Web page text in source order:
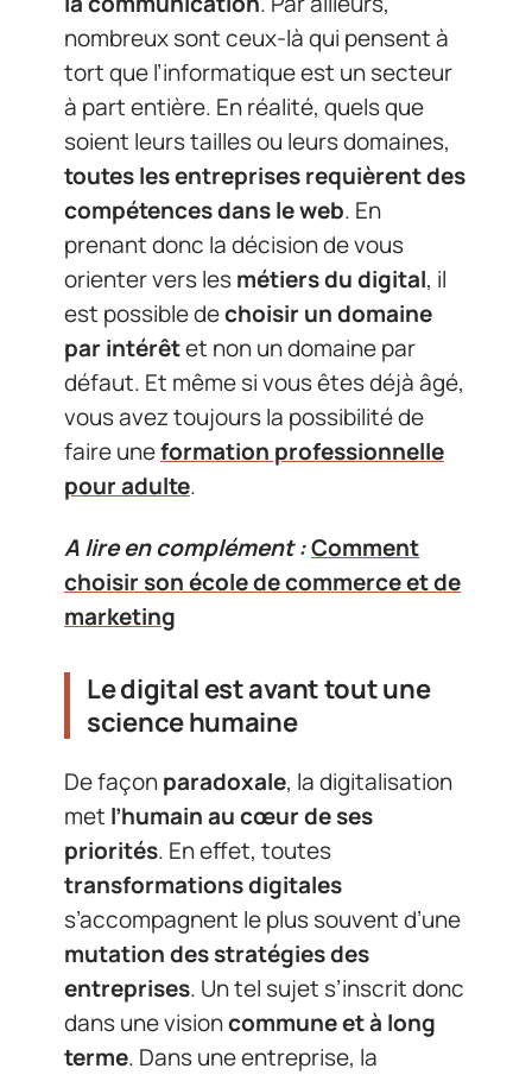
nombreux sont ceux-là qui pensent à
tort que l’informatique est un secteur
à part entière. En réalité, quels que
soient leurs tailles ou leurs domaines,
toutes les entreprises requièrent des
compétences dans le web. En
prenant donc la décision de vous
orienter vers lesmétiers du digital, il
est possible dechoisir un domaine
par intérêtet non un domaine par
défaut. Et même si vous êtes déjà âgé,
vous avez toujours la possibilité de
faire uneformation professionnelle
pour adulte.
A lire en complément :Comment
choisir son école de commerce et de
marketing
Le digital est avant tout une
science humaine
De façonparadoxale, la digitalisation
met l’humain au cœur de ses
priorités. En effet, toutes
transformations digitales
s’accompagnent le plus souvent d’une
mutation des stratégies des
entreprises. Un tel sujet s’inscrit donc
dans une visioncommune et à long
terme. Dans une entreprise, la